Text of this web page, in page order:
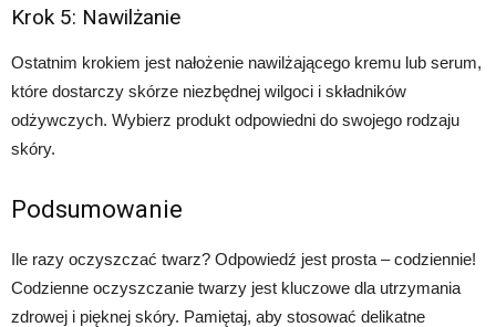
Krok 5: Nawilżanie
Ostatnim krokiem jest nałożenie nawilżającego kremu lub serum,
które dostarczy skórze niezbędnej wilgoci i składników
odżywczych. Wybierz produkt odpowiedni do swojego rodzaju
skóry.
Podsumowanie
Ile razy oczyszczać twarz? Odpowiedź jest prosta – codziennie!
Codzienne oczyszczanie twarzy jest kluczowe dla utrzymania
zdrowej i pięknej skóry. Pamiętaj, aby stosować delikatne